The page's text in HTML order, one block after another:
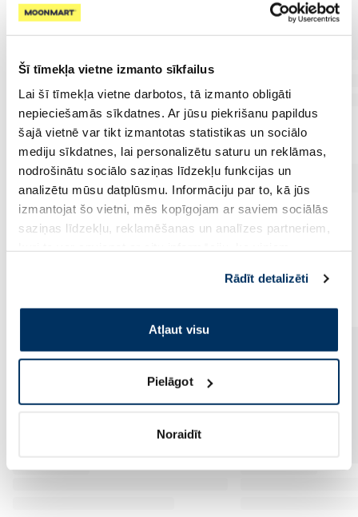
Šī tīmekļa vietne izmanto sīkfailus
Lai šī tīmekļa vietne darbotos, tā izmanto obligāti
nepieciešamās sīkdatnes. Ar jūsu piekrišanu papildus
šajā vietnē var tikt izmantotas statistikas un sociālo
mediju sīkdatnes, lai personalizētu saturu un reklāmas,
nodrošinātu sociālo saziņas līdzekļu funkcijas un
analizētu mūsu datplūsmu. Informāciju par to, kā jūs
izmantojat šo vietni, mēs kopīgojam ar saviem sociālās
saziņas līdzekļu, reklamēšanas un analīzes partneriem,
pakalpojumus. Ja piekrītat šo papildu sīkdatņu
izmantošanai, lūdzu, atzīmējiet savu izvēli:
Rādīt detalizēti
Atļaut visu
Pielāgot
Noraidīt